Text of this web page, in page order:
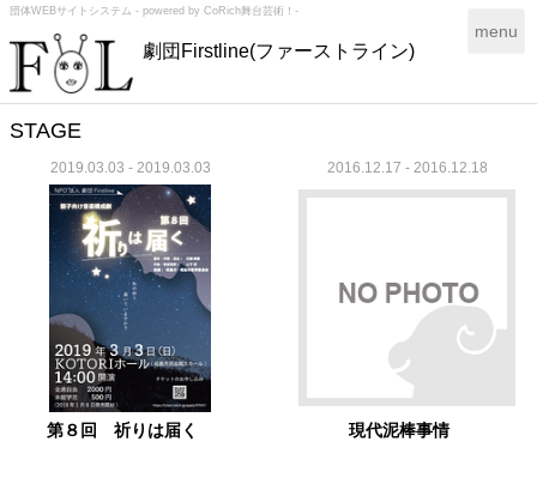
団体WEBサイトシステム - powered by CoRich舞台芸術！-
劇団Firstline(ファーストライン)
T
g
n
a
a
menu
STAGE
2019.03.03 - 2019.03.03
第８回 祈りは届く
2016.12.17 - 2016.12.18
現代泥棒事情